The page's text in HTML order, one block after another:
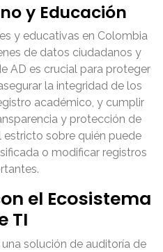
y Educación
y educativas en Colombia
de datos ciudadanos y
AD es crucial para proteger
la integridad de los
académico, y cumplir
y protección de
sobre quién puede
o modificar registros
el Ecosistema
TI
solución de auditoría de